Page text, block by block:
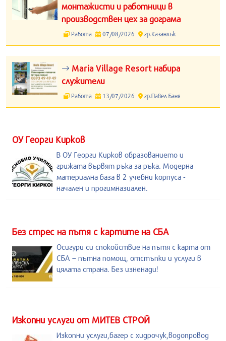
монтажисти и работници в
производствен цех за дограма
Работа 07/08/2026 гр.Казанлък
Maria Village Resort набира
служители
Работа 13/07/2026 гр.Павел Баня
ОУ Георги Кирков
В ОУ Георги Кирков образованието и
грижата вървят ръка за ръка. Модерна
материална база в 2 учебни корпуса -
начален и прогимназиален.
Без стрес на пътя с картите на СБА
Осигури си спокойствие на пътя с карта от
СБА – пътна помощ, отстъпки и услуги в
цялата страна. Без изненади!
Изкопни услуги от МИТЕВ СТРОЙ
Изкопни услуги,багер с хидрочук,водопровод